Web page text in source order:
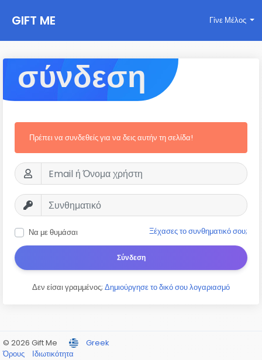
GIFT ME Γίνε Μέλος
σύνδεση
Πρέπει να συνδεθείς για να δεις αυτήν τη σελίδα!
Να με θυμάσαι Ξέχασες το συνθηματικό σου;
Σύνδεση
Δεν είσαι γραμμένος; Δημιούργησε το δικό σου λογαριασμό
© 2026 Gift Me
Greek
Όρους
Ιδιωτικότητα